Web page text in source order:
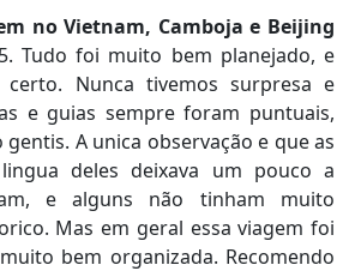
no Vietnam, Camboja e Beijing
Tudo foi muito bem planejado, e
Nunca tivemos surpresa e
e guias sempre foram puntuais,
A unica observação e que as
deles deixava um pouco a
e alguns não tinham muito
Mas em geral essa viagem foi
bem organizada. Recomendo